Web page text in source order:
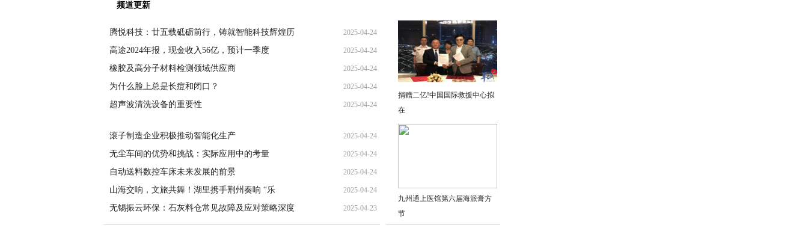
频道更新
腾悦科技：廿五载砥砺前行，铸就智能科技辉煌历 2025-04-24
高途2024年报，现金收入56亿，预计一季度 2025-04-24
橡胶及高分子材料检测领域供应商 2025-04-24
为什么脸上总是长痘和闭口？ 2025-04-24
​超声波清洗设备的重要性 2025-04-24
滚子制造企业积极推动智能化生产 2025-04-24
无尘车间的优势和挑战：实际应用中的考量 2025-04-24
自动送料数控车床未来发展的前景 2025-04-24
山海交响，文旅共舞！湖里携手荆州奏响 “乐 2025-04-24
无锡振云环保：石灰料仓常见故障及应对策略深度 2025-04-23
捐赠二亿!中国国际救援中心拟
在
九州通上医馆第六届海派膏方
节